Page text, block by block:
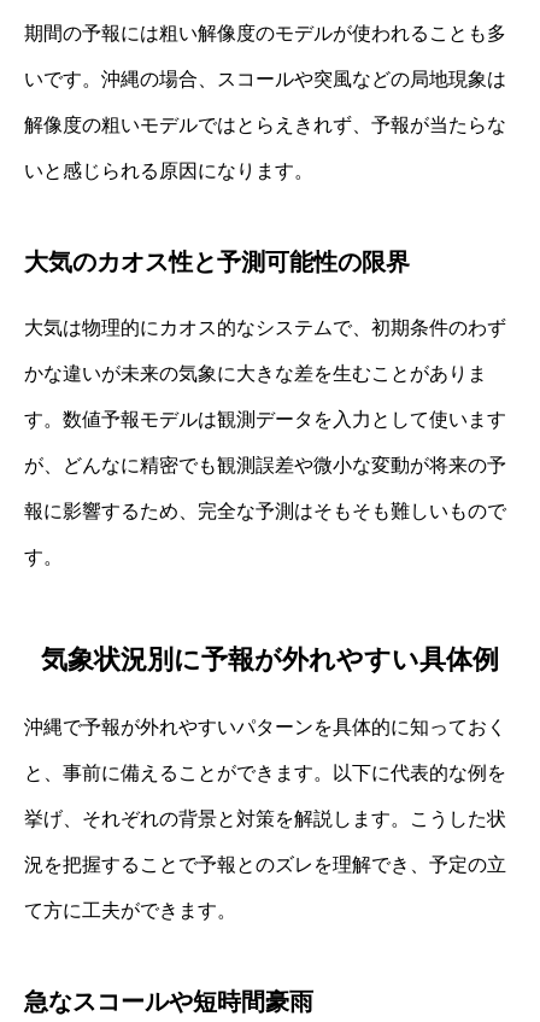
期間の予報には粗い解像度のモデルが使われることも多
いです。沖縄の場合、スコールや突風などの局地現象は
解像度の粗いモデルではとらえきれず、予報が当たらな
いと感じられる原因になります。
大気のカオス性と予測可能性の限界
大気は物理的にカオス的なシステムで、初期条件のわず
かな違いが未来の気象に大きな差を生むことがありま
す。数値予報モデルは観測データを入力として使います
が、どんなに精密でも観測誤差や微小な変動が将来の予
報に影響するため、完全な予測はそもそも難しいもので
す。
気象状況別に予報が外れやすい具体例
沖縄で予報が外れやすいパターンを具体的に知っておく
と、事前に備えることができます。以下に代表的な例を
挙げ、それぞれの背景と対策を解説します。こうした状
況を把握することで予報とのズレを理解でき、予定の立
て方に工夫ができます。
急なスコールや短時間豪雨